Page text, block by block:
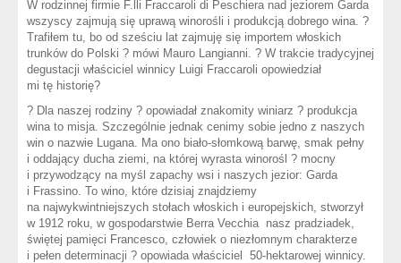
W rodzinnej firmie F.lli Fraccaroli di Peschiera nad jeziorem Garda
wszyscy zajmują się uprawą winorośli i produkcją dobrego wina. ?
Trafiłem tu, bo od sześciu lat zajmuję się importem włoskich
trunków do Polski ? mówi Mauro Langianni. ? W trakcie tradycyjnej
degustacji właściciel winnicy Luigi Fraccaroli opowiedział
mi tę historię?
? Dla naszej rodziny ? opowiadał znakomity winiarz ? produkcja
wina to misja. Szczególnie jednak cenimy sobie jedno z naszych
win o nazwie Lugana. Ma ono biało-słomkową barwę, smak pełny
i oddający ducha ziemi, na której wyrasta winorośl ? mocny
i przywodzący na myśl zapachy wsi i naszych jezior: Garda
i Frassino. To wino, które dzisiaj znajdziemy
na najwykwintniejszych stołach włoskich i europejskich, stworzył
w 1912 roku, w gospodarstwie Berra Vecchia nasz pradziadek,
świętej pamięci Francesco, człowiek o niezłomnym charakterze
i pełen determinacji ? opowiada właściciel 50-hektarowej winnicy.